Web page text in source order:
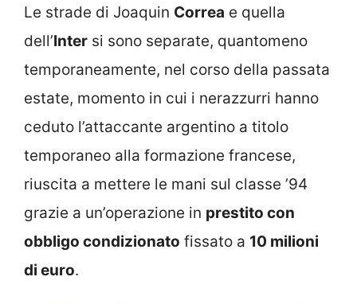
Le strade di Joaquin Correa e quella
dell’Inter si sono separate, quantomeno
temporaneamente, nel corso della passata
estate, momento in cui i nerazzurri hanno
ceduto l’attaccante argentino a titolo
temporaneo alla formazione francese,
riuscita a mettere le mani sul classe ’94
grazie a un’operazione in prestito con
obbligo condizionato fissato a 10 milioni
di euro.